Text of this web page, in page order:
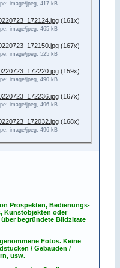
image/jpeg, 417 kB
(161x)
image/jpeg, 465 kB
(167x)
image/jpeg, 525 kB
(159x)
image/jpeg, 490 kB
(167x)
image/jpeg, 496 kB
(168x)
image/jpeg, 496 kB
Prospekten, Bedienungs-
Kunstobjekten oder
begründete Bildzitate
Fotos. Keine
/ Gebäuden /
usw.